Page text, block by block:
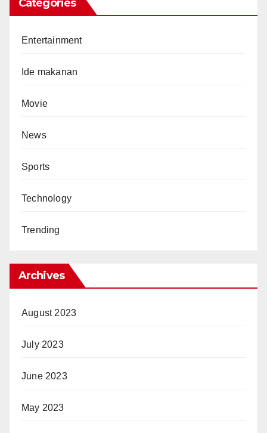
Categories
Entertainment
Ide makanan
Movie
News
Sports
Technology
Trending
Archives
August 2023
July 2023
June 2023
May 2023